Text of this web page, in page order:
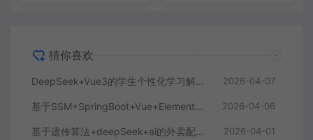
猜你喜欢
DeepSeek+Vue3的学生个性化学习解答AI系统 2026-04-07
基于SSM+SpringBoot+Vue+ElementPlus的聊天im系统 2026-04-06
基于遗传算法+deepSeek+ai的外卖配送系统 2026-04-01